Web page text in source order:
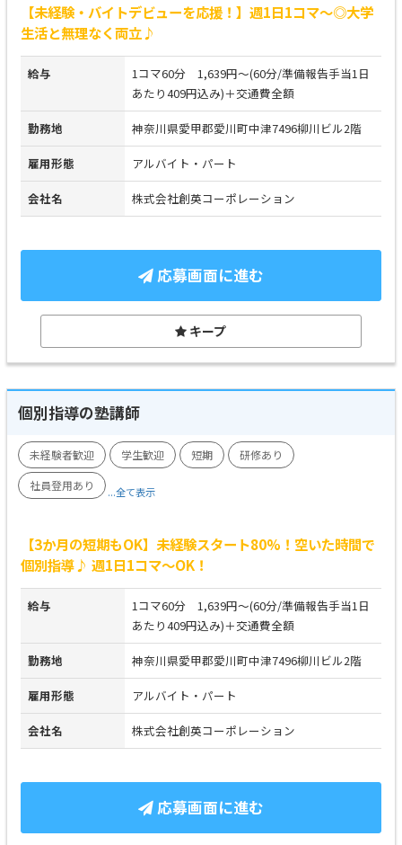
【未経験・バイトデビューを応援！】週1日1コマ～◎大学
生活と無理なく両立♪
給与
1コマ60分 1,639円～(60分/準備報告手当1日
あたり409円込み)＋交通費全額
勤務地 神奈川県愛甲郡愛川町中津7496柳川ビル2階
雇用形態 アルバイト・パート
会社名 株式会社創英コーポレーション
応募画面に進む
キープ
個別指導の塾講師
未経験者歓迎 学生歓迎 短期
研修あり
社員登用あり
...全て表示
【3か月の短期もOK】未経験スタート80%！空いた時間で
個別指導♪ 週1日1コマ～OK！
給与
1コマ60分 1,639円～(60分/準備報告手当1日
あたり409円込み)＋交通費全額
勤務地 神奈川県愛甲郡愛川町中津7496柳川ビル2階
雇用形態 アルバイト・パート
会社名 株式会社創英コーポレーション
応募画面に進む